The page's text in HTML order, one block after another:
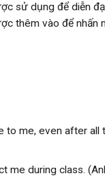
sử dụng để diễn
thêm vào để
to me, even after
me during class.